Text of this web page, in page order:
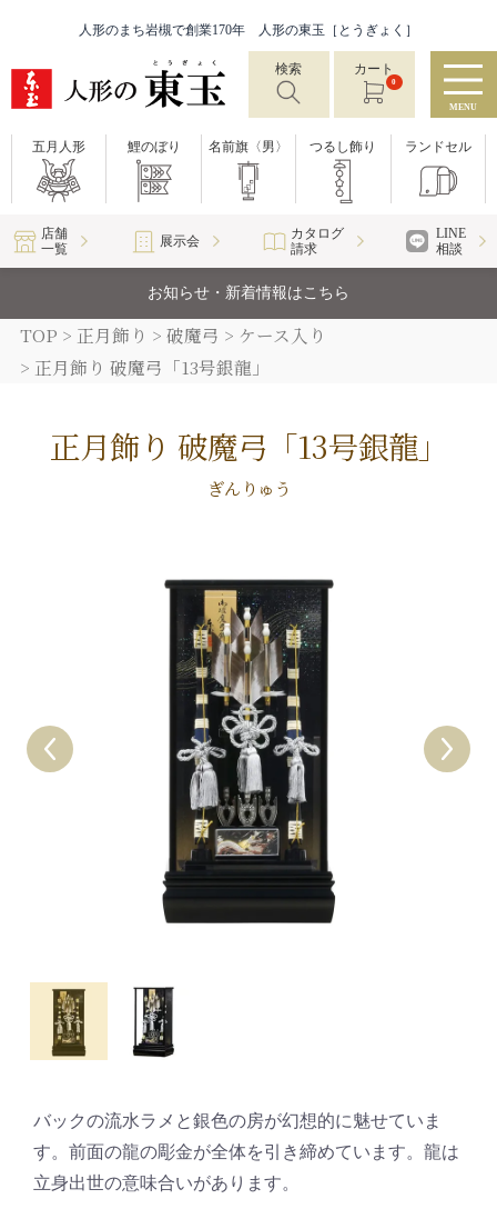
人形のまち岩槻で創業170年 人形の東玉［とうぎょく］
検索 カート
0
MENU
五月人形 鯉のぼり 名前旗〈男〉 つるし飾り ランドセル
店舗
一覧
展示会
カタログ
請求
LINE
相談
お知らせ・新着情報はこちら
TOP 正月飾り 破魔弓
ケース入り
正月飾り 破魔弓「13号銀龍」
正月飾り 破魔弓「13号銀龍」
ぎんりゅう
バックの流水ラメと銀色の房が幻想的に魅せていま
す。前面の龍の彫金が全体を引き締めています。龍は
立身出世の意味合いがあります。